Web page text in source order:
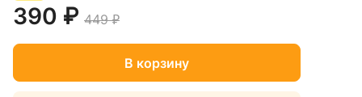
390 ₽ 449 ₽
В корзину